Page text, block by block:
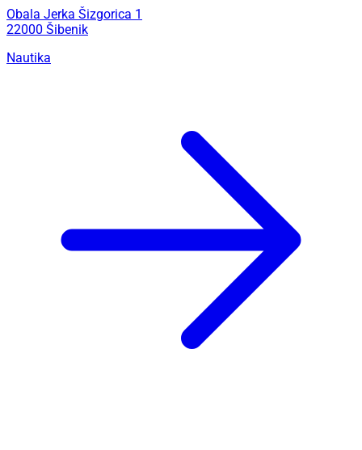
Obala Jerka Šizgorica 1
22000 Šibenik
Nautika